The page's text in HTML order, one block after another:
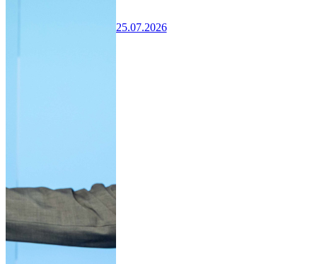
25.07.2026